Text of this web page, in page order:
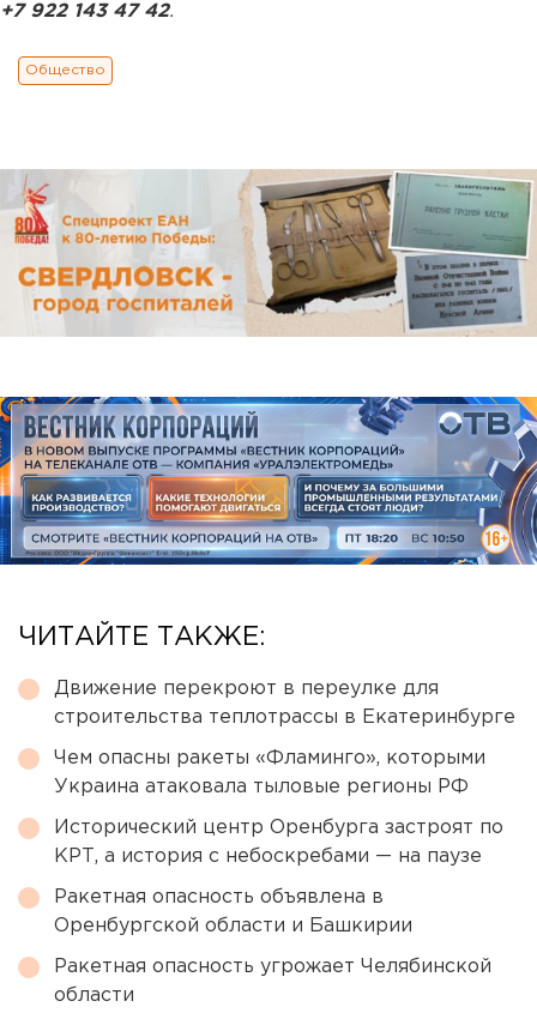
+7 922 143 47 42.
Общество
ЧИТАЙТЕ ТАКЖЕ:
Движение перекроют в переулке для
строительства теплотрассы в Екатеринбурге
Чем опасны ракеты «Фламинго», которыми
Украина атаковала тыловые регионы РФ
Исторический центр Оренбурга застроят по
КРТ, а история с небоскребами — на паузе
Ракетная опасность объявлена в
Оренбургской области и Башкирии
Ракетная опасность угрожает Челябинской
области